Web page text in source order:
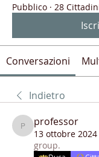
Pubblico · 28
Conversazioni
Indietro
professor
professor
13 ottobre 2024
group.